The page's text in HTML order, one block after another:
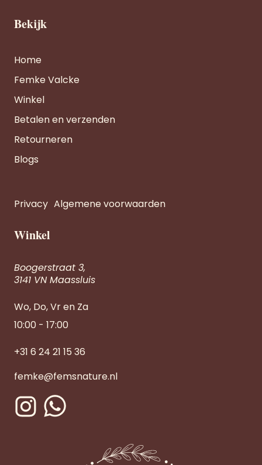
Bekijk
Home
Femke Valcke
Winkel
Betalen en verzenden
Retourneren
Blogs
Privacy Algemene voorwaarden
Winkel
Boogerstraat 3,
3141 VN Maassluis
Wo, Do, Vr en Za
10:00 - 17:00
+31 6 24 21 15 36
femke@femsnature.nl